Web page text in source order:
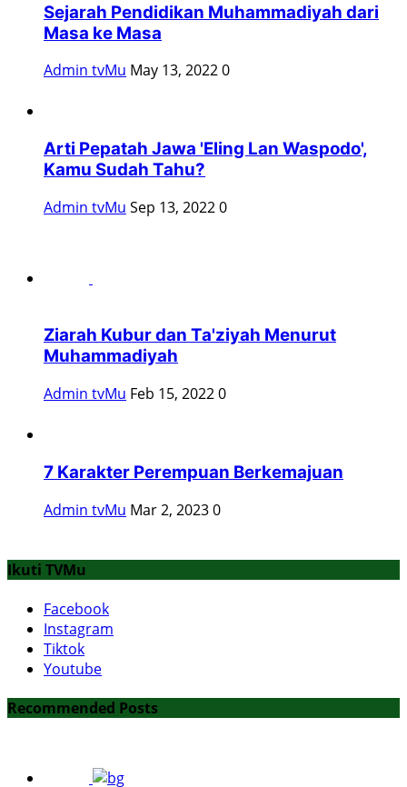
Sejarah Pendidikan Muhammadiyah dari
Masa ke Masa
Admin tvMu May 13, 20220
Arti Pepatah Jawa 'Eling Lan Waspodo',
Kamu Sudah Tahu?
Admin tvMu Sep 13, 20220
Ziarah Kubur dan Ta'ziyah Menurut
Muhammadiyah
Admin tvMu Feb 15, 20220
7 Karakter Perempuan Berkemajuan
Admin tvMu Mar 2, 20230
Ikuti TVMu
Facebook
Instagram
Tiktok
Youtube
Recommended Posts